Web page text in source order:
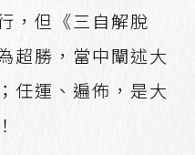
，但《三自解脫
超勝，當中闡述大
任運、遍佈，是大
！